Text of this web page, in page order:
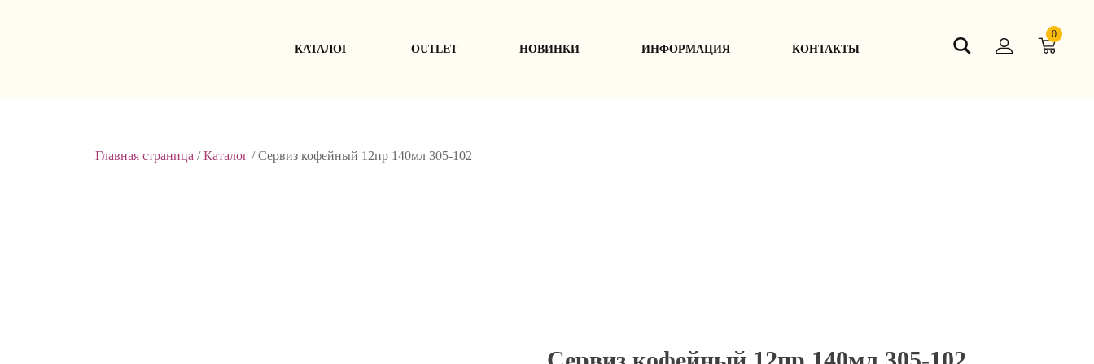
КАТАЛОГ ОUTLET НОВИНКИ ИНФОРМАЦИЯ КОНТАКТЫ
0
Главная страница /Каталог /Сервиз кофейный 12пр 140мл 305-102